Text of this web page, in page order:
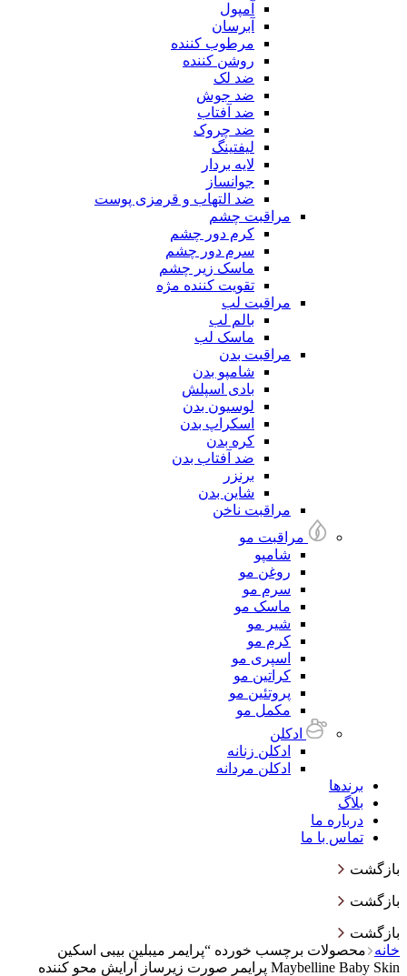
آمپول
آبرسان
مرطوب کننده
روشن کننده
ضد لک
ضد جوش
ضد آفتاب
ضد چروک
لیفتینگ
لایه بردار
جوانساز
ضد التهاب و قرمزی پوست
مراقبت چشم
کرم دور چشم
سرم دور چشم
ماسک زیر چشم
تقویت کننده مژه
مراقبت لب
بالم لب
ماسک لب
مراقبت بدن
شامپو بدن
بادی اسپلش
لوسیون بدن
اسکراپ بدن
کره بدن
ضد آفتاب بدن
برنزر
شاین بدن
مراقبت ناخن
مراقبت مو
شامپو
روغن مو
سرم مو
ماسک مو
شیر مو
کرم مو
اسپری مو
کراتین مو
پروتئین مو
مکمل مو
ادکلن
ادکلن زنانه
ادکلن مردانه
برندها
بلاگ
درباره ما
تماس با ما
بازگشت
بازگشت
بازگشت
خانه
محصولات برچسب خورده “پرایمر میبلین بیبی اسکین
Maybelline Baby Skin پرایمر صورت زیرساز آرایش محو کننده